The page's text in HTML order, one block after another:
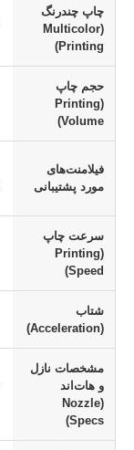
چاپ چندرنگ
(Multicolor
Printing)
حجم چاپ
(Printing
Volume)
فیلامنت‌های
مورد پشتیبانی
سرعت چاپ
(Printing
Speed)
شتاب
(Acceleration)
مشخصات نازل
و هات‌اند
(Nozzle
Specs)